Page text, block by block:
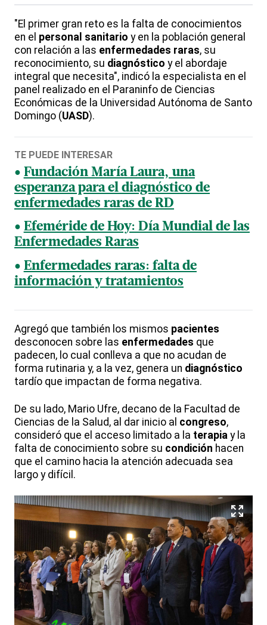
"El primer gran reto es la falta de conocimientos
en el personal sanitario y en la población general
con relación a las enfermedades raras, su
reconocimiento, su diagnóstico y el abordaje
integral que necesita", indicó la especialista en el
panel realizado en el Paraninfo de Ciencias
Económicas de la Universidad Autónoma de Santo
Domingo (UASD).
TE PUEDE INTERESAR
Fundación María Laura, una
esperanza para el diagnóstico de
enfermedades raras de RD
Efeméride de Hoy: Día Mundial de las
Enfermedades Raras
Enfermedades raras: falta de
información y tratamientos
Agregó que también los mismos pacientes
desconocen sobre las enfermedades que
padecen, lo cual conlleva a que no acudan de
forma rutinaria y, a la vez, genera un diagnóstico
tardío que impactan de forma negativa.
De su lado, Mario Ufre, decano de la Facultad de
Ciencias de la Salud, al dar inicio al congreso,
consideró que el acceso limitado a la terapia y la
falta de conocimiento sobre su condición hacen
que el camino hacia la atención adecuada sea
largo y difícil.